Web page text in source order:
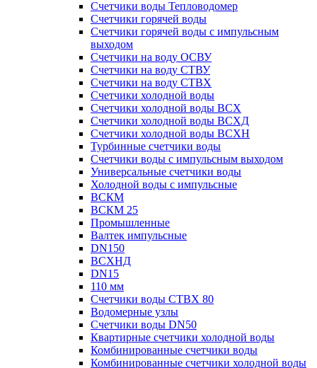
Счетчики воды Тепловодомер
Счетчики горячей воды
Счетчики горячей воды с импульсным
выходом
Счетчики на воду ОСВУ
Счетчики на воду СТВУ
Счетчики на воду СТВХ
Счетчики холодной воды
Счетчики холодной воды ВСХ
Счетчики холодной воды ВСХД
Счетчики холодной воды ВСХН
Турбинные счетчики воды
Счетчики воды с импульсным выходом
Универсальные счетчики воды
Холодной воды с импульсные
ВСКМ
ВСКМ 25
Промышленные
Валтек импульсные
DN150
ВСХНД
DN15
110 мм
Счетчики воды СТВХ 80
Водомерные узлы
Счетчики воды DN50
Квартирные счетчики холодной воды
Комбинированные счетчики воды
Комбинированные счетчики холодной воды